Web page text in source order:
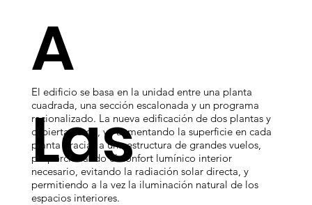
El edificio se basa en la unidad entre una planta
cuadrada, una sección escalonada y un programa
racionalizado. La nueva edificación de dos plantas y
cubierta verde, va aumentando la superficie en cada
planta gracias a una estructura de grandes vuelos,
proporcionando el confort lumínico interior
necesario, evitando la radiación solar directa, y
permitiendo a la vez la iluminación natural de los
espacios interiores.
A
Las